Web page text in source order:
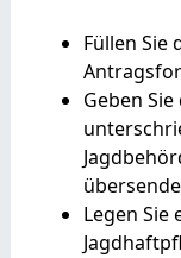
Füllen Sie
Geben
Legen Sie